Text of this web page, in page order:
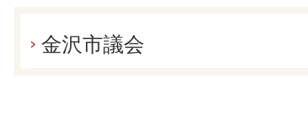
金沢市議会